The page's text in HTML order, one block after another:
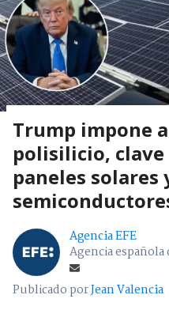
Trump impone
polisilicio,
paneles solares
Agencia EFE
Agencia española
Publicado porJean Valencia